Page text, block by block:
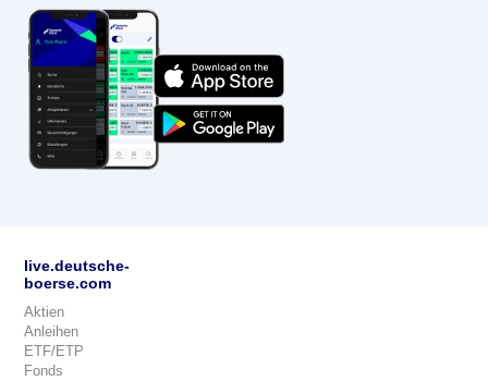
live.deutsche-
boerse.com
Aktien
Anleihen
ETF/ETP
Fonds